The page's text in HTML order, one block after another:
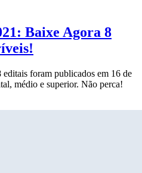
Baixe Agora 8
foram publicados em 16 de
médio e superior. Não perca!